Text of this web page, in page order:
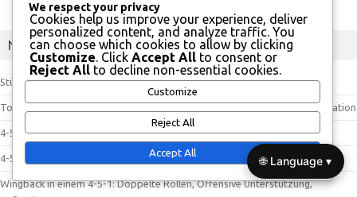
Neueste Beiträge
Stürmer in einem 4-5-1: Torfokus, Positionierung, Bewegung ohne Ball
Torwart in einem 4-5-1: Schussabwehrfähigkeiten, Verteilung, Kommunikation
4-5-1 Formation: Kontrolle des Mittelfelds, Defensivstärke, Angriffstiefe
4-5-1 Taktik: Numerische Überlegenheit, Konterpotenzial, Raumkontrolle
Wingback in einem 4-5-1: Doppelte Rollen, Offensive Unterstützung,
We respect your privacy
Cookies help us improve your experience, deliver
personalized content, and analyze traffic. You
can choose which cookies to allow by clicking
Customize. Click Accept All to consent or
Reject All to decline non-essential cookies.
Customize
Reject All
Accept All
🌐 Language ▾